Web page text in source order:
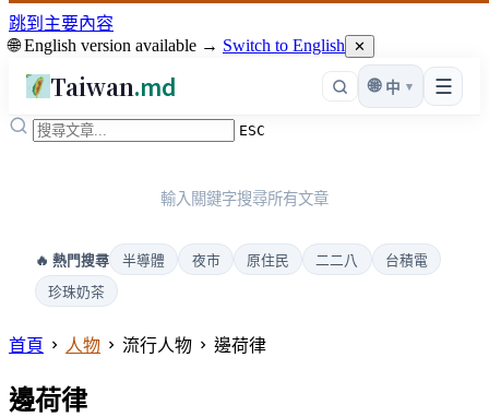
跳到主要內容
🌐 English version available → Switch to English ✕
Taiwan.md ☰
🌐 中 ▾
ESC
輸入關鍵字搜尋所有文章
🔥 熱門搜尋 半導體 夜市 原住民 二二八
台積電
珍珠奶茶
首頁 人物 流行人物 邊荷律
邊荷律